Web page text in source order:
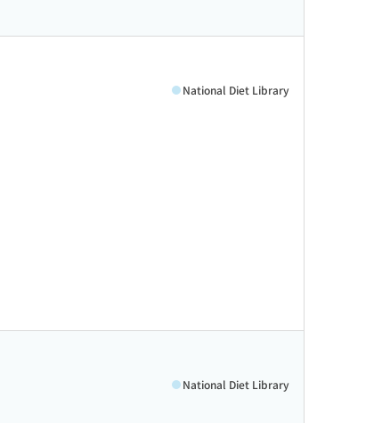
National Diet Library
National Diet Library